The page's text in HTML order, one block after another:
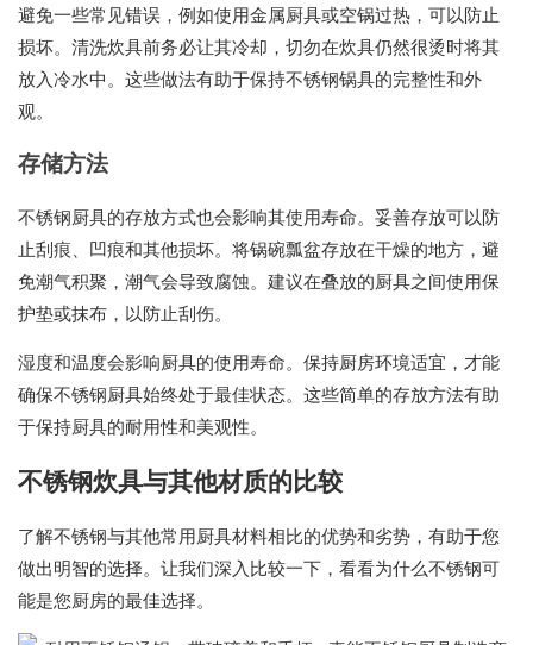
避免一些常见错误，例如使用金属厨具或空锅过热，可以防止
损坏。清洗炊具前务必让其冷却，切勿在炊具仍然很烫时将其
放入冷水中。这些做法有助于保持不锈钢锅具的完整性和外
观。
存储方法
不锈钢厨具的存放方式也会影响其使用寿命。妥善存放可以防
止刮痕、凹痕和其他损坏。将锅碗瓢盆存放在干燥的地方，避
免潮气积聚，潮气会导致腐蚀。建议在叠放的厨具之间使用保
护垫或抹布，以防止刮伤。
湿度和温度会影响厨具的使用寿命。保持厨房环境适宜，才能
确保不锈钢厨具始终处于最佳状态。这些简单的存放方法有助
于保持厨具的耐用性和美观性。
不锈钢炊具与其他材质的比较
了解不锈钢与其他常用厨具材料相比的优势和劣势，有助于您
做出明智的选择。让我们深入比较一下，看看为什么不锈钢可
能是您厨房的最佳选择。